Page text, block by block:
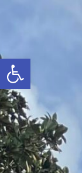
Ouvrir la barre d’outils
contenu